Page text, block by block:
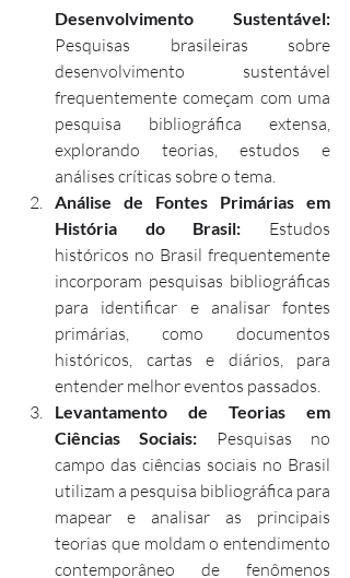
Desenvolvimento Sustentável:
Pesquisas brasileiras sobre
desenvolvimento sustentável
frequentemente começam com uma
pesquisa bibliográfica extensa,
explorando teorias, estudos e
análises críticas sobre o tema.
Análise de Fontes Primárias em
História do Brasil: Estudos
históricos no Brasil frequentemente
incorporam pesquisas bibliográficas
para identificar e analisar fontes
primárias, como documentos
históricos, cartas e diários, para
entender melhor eventos passados.
Levantamento de Teorias em
Ciências Sociais: Pesquisas no
campo das ciências sociais no Brasil
utilizam a pesquisa bibliográfica para
mapear e analisar as principais
teorias que moldam o entendimento
contemporâneo de fenômenos